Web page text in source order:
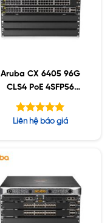
Aruba CX 6405 96G
CLS4 PoE 4SFP56
(R0X29A)
Được xếp
Liên hệ báo giá